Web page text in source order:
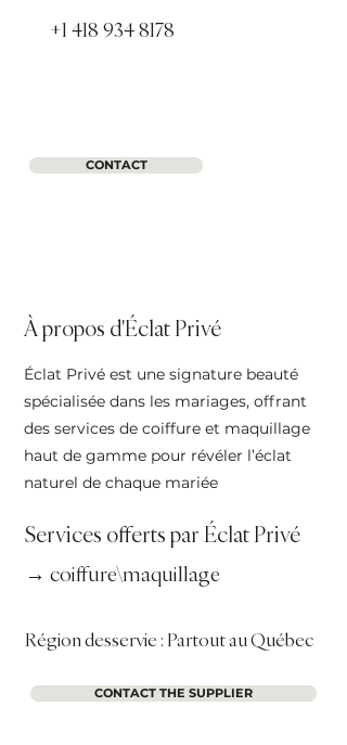
+1 418 934 8178
CONTACT
À propos d'Éclat Privé
Éclat Privé est une signature beauté
spécialisée dans les mariages, offrant
des services de coiffure et maquillage
haut de gamme pour révéler l’éclat
naturel de chaque mariée
Services offerts par Éclat Privé
→ coiffure\maquillage
Région desservie : Partout au Québec
CONTACT THE SUPPLIER